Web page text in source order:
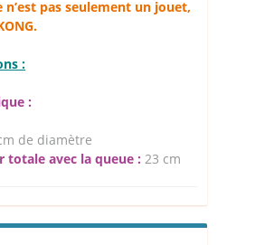
n’est pas seulement un jouet,
:
:
de diamètre
totale avec la queue : 23 cm